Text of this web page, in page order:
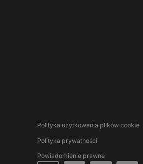
Polityka użytkowania plików cookie
Polityka prywatności
Powiadomienie prawne